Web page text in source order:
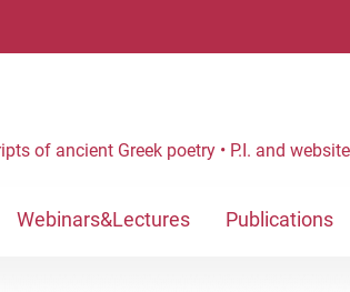
of ancient Greek poetry • P.I. and
Webinars&Lectures Publications